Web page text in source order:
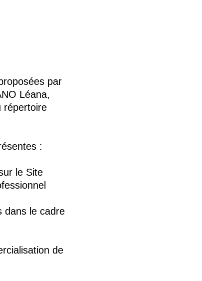
par
Léana,
répertoire
:
le Site
dans le cadre
de